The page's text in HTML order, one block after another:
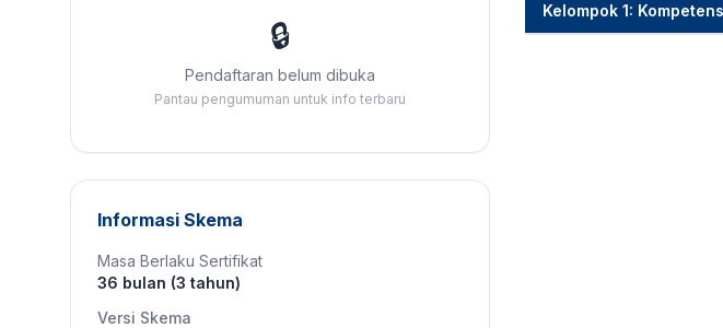
🔒
Pendaftaran belum dibuka
Pantau pengumuman untuk info terbaru
Informasi Skema
Masa Berlaku Sertifikat
36 bulan (3 tahun)
Versi Skema
Kelompok 1: